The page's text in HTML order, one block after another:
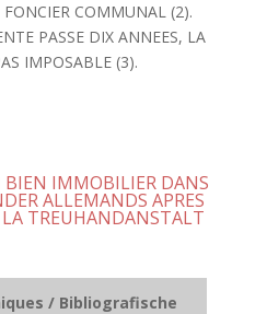
COMMUNAL (2).
PASSE DIX ANNEES, LA
IMPOSABLE (3).
BIEN IMMOBILIER DANS
ALLEMANDS APRES
TREUHANDANSTALT
/ Bibliografische